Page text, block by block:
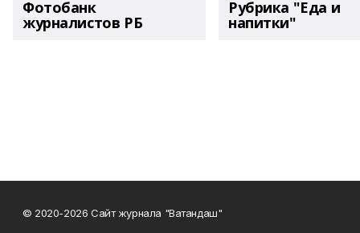
Фотобанк
журналистов РБ
Рубрика "Еда и
напитки"
© 2020-2026 Сайт журнала "Ватандаш"